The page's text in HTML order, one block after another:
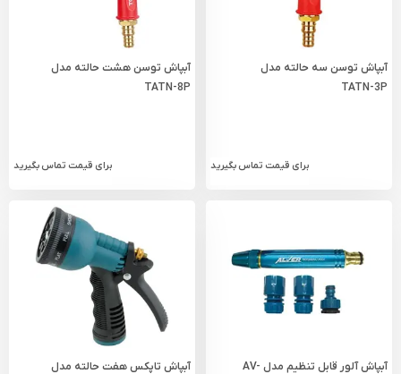
آبپاش توسن سه حالته مدل
TATN-3P
برای قیمت تماس بگیرید
آبپاش توسن هشت حالته مدل
TATN-8P
برای قیمت تماس بگیرید
آبپاش آلور قابل تنظیم مدل AV-
آبپاش تاپکس هفت حالته مدل